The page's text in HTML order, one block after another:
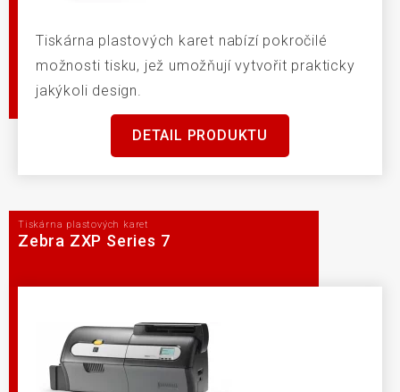
Tiskárna plastových karet nabízí pokročilé
možnosti tisku, jež umožňují vytvořit prakticky
jakýkoli design.
DETAIL PRODUKTU
Tiskárna plastových karet
Zebra ZXP Series 7